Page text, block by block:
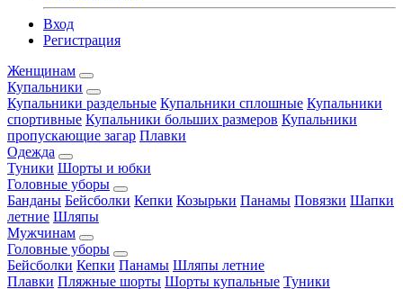
Вход
Регистрация
Женщинам
Купальники
Купальники раздельные Купальники сплошные Купальники
спортивные Купальники больших размеров Купальники
пропускающие загар Плавки
Одежда
Туники Шорты и юбки
Головные уборы
Банданы Бейсболки Кепки Козырьки Панамы Повязки Шапки
летние Шляпы
Мужчинам
Головные уборы
Бейсболки Кепки Панамы Шляпы летние
Плавки Пляжные шорты Шорты купальные Туники